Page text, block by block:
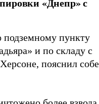
пункту
и по складу с
пояснил